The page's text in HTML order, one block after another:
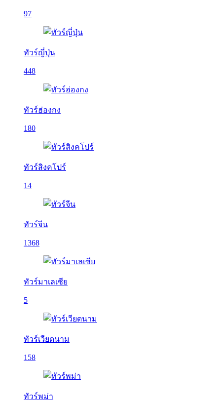
97
ทัวร์ญี่ปุ่น
448
ทัวร์ฮ่องกง
180
ทัวร์สิงคโปร์
14
ทัวร์จีน
1368
ทัวร์มาเลเซีย
5
ทัวร์เวียดนาม
158
ทัวร์พม่า